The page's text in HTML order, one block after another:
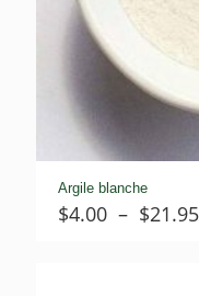
Argile blanche
$4.00 – $21.95